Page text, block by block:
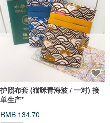
护照布套 (猫咪青海波 / 一对) 接
单生产*
RMB 134.70